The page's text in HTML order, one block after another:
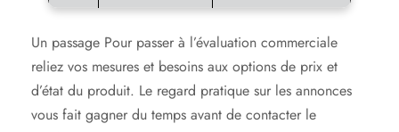
Un passage Pour passer à l’évaluation commerciale
reliez vos mesures et besoins aux options de prix et
d’état du produit. Le regard pratique sur les annonces
vous fait gagner du temps avant de contacter le